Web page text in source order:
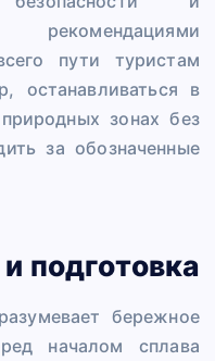
пути туристам
останавливаться в
зонах без
за обозначенные
подготовка
бережное
началом сплава